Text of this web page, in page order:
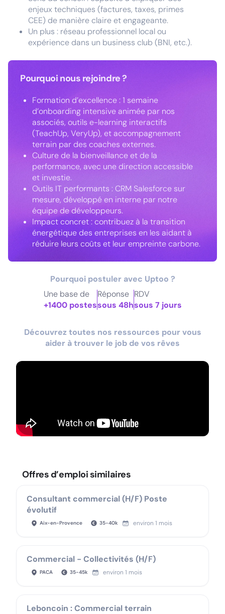
enjeux techniques (factures, taxes, primes
CEE) de manière claire et engageante.
Un plus : réseau professionnel local ou
expérience dans un business club (BNI, etc.).
Pourquoi nous rejoindre ?
Formation d’excellence : 1 semaine
d’onboarding intensive animée par nos
associés, outils e-learning interactifs
(TeachUp, VeryUp), et accompagnement
terrain par des coaches externes.
Culture de la bienveillance et de la
performance, avec une direction accessible
et investie.
Outils IT performants : CRM Salesforce sur
mesure, développé en interne par notre
équipe de développeurs.
Impact concret : contribuez à la transition
énergétique des entreprises en les aidant à
réduire leurs coûts et leur empreinte carbone.
Pourquoi postuler avec Uptoo ?
Une base de
+1400 postes
Réponse
sous 48h
RDV
sous 7 jours
Découvrez toutes nos ressources pour vous
aider à trouver le job de vos rêves
Offres d’emploi similaires
Consultant commercial (H/F) Poste
évolutif
Aix-en-Provence 35-40k environ 1 mois
Commercial - Collectivités (H/F)
PACA 35-45k environ 1 mois
Leboncoin : Commercial terrain